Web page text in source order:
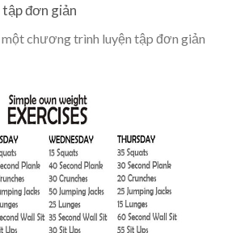
đơn giản
chương trình luyện tập đơn giản